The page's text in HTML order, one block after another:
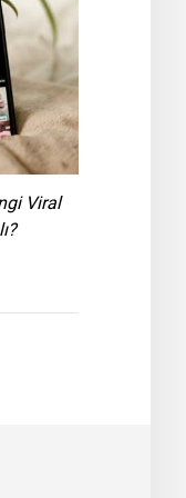
Viral